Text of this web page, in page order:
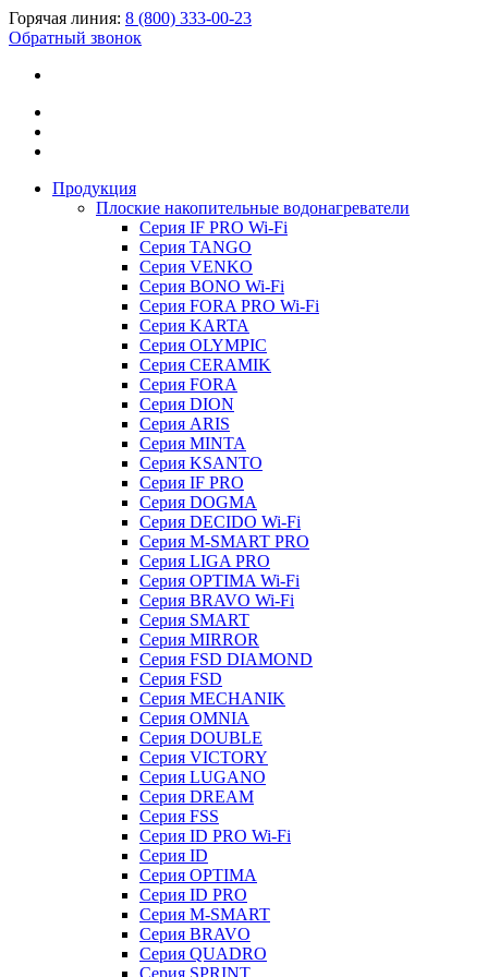
Горячая линия: 8 (800) 333-00-23
Обратный звонок
Продукция
Плоские накопительные водонагреватели
Серия IF PRO Wi-Fi
Серия TANGO
Серия VENKO
Серия BONO Wi-Fi
Серия FORA PRO Wi-Fi
Серия KARTA
Серия OLYMPIC
Серия CERAMIK
Серия FORA
Серия DION
Серия ARIS
Серия MINTA
Серия KSANTO
Серия IF PRO
Серия DOGMA
Серия DECIDO Wi-Fi
Серия M-SMART PRO
Серия LIGA PRO
Серия OPTIMA Wi-Fi
Серия BRAVO Wi-Fi
Серия SMART
Серия MIRROR
Серия FSD DIAMOND
Серия FSD
Серия MECHANIK
Серия OMNIA
Серия DOUBLE
Серия VICTORY
Серия LUGANO
Серия DREAM
Серия FSS
Серия ID PRO Wi-Fi
Серия ID
Серия OPTIMA
Серия ID PRO
Серия M-SMART
Серия BRAVO
Серия QUADRO
Серия SPRINT